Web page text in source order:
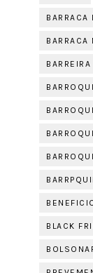
BARRACA
BARRACA
BARREIRA
BLACK